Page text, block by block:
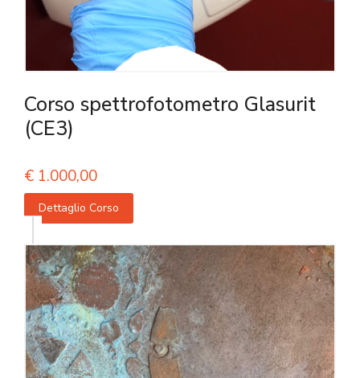
Corso spettrofotometro Glasurit
(CE3)
€ 1.000,00
Dettaglio Corso